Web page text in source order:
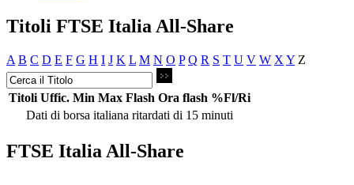
Titoli FTSE Italia All-Share
A B C D E F G H I J K L M N O P Q R S T U V W X Y Z
Titoli Uffic. Min Max Flash Ora flash %Fl/Ri
Dati di borsa italiana ritardati di 15 minuti
FTSE Italia All-Share